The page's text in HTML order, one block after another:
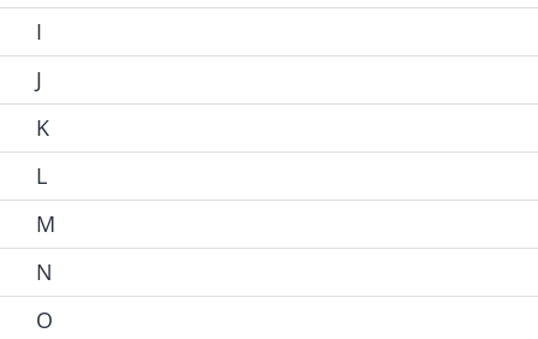
I
J
K
L
M
N
O